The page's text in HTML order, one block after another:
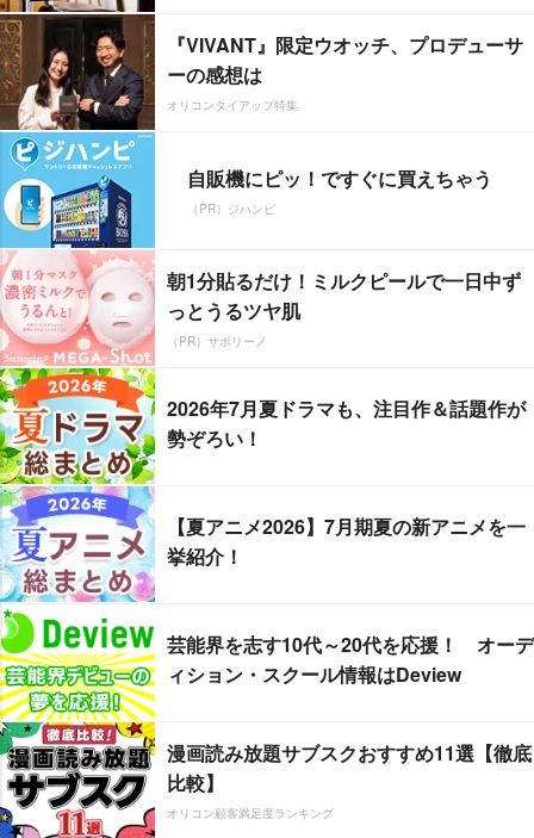
『VIVANT』限定ウオッチ、プロデューサ
ーの感想は
オリコンタイアップ特集
自販機にピッ！ですぐに買えちゃう
（PR）ジハンピ
朝1分貼るだけ！ミルクピールで一日中ず
っとうるツヤ肌
（PR）サボリーノ
2026年7月夏ドラマも、注目作＆話題作が
勢ぞろい！
【夏アニメ2026】7月期夏の新アニメを一
挙紹介！
芸能界を志す10代～20代を応援！ オーデ
ィション・スクール情報はDeview
漫画読み放題サブスクおすすめ11選【徹底
比較】
オリコン顧客満足度ランキング